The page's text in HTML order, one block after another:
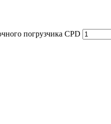
погрузчика CPD